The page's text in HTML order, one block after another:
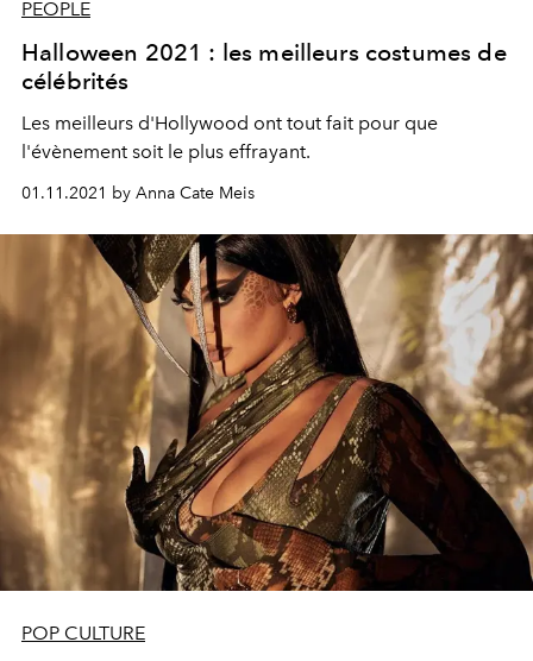
PEOPLE
Halloween 2021 : les meilleurs costumes de
célébrités
Les meilleurs d'Hollywood ont tout fait pour que
l'évènement soit le plus effrayant.
01.11.2021 by Anna Cate Meis
POP CULTURE